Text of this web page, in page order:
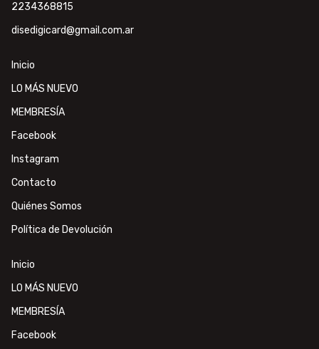
2234368815
disedigicard@gmail.com.ar
Inicio
LO MÁS NUEVO
MEMBRESÍA
Facebook
Instagram
Contacto
Quiénes Somos
Política de Devolución
Inicio
LO MÁS NUEVO
MEMBRESÍA
Facebook